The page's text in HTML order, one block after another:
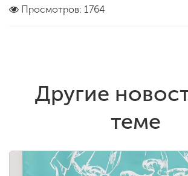
Просмотров: 1764
Другие
теме